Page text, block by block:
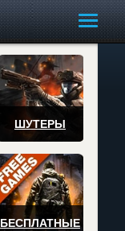
ШУТЕРЫ
БЕСПЛАТНЫЕ